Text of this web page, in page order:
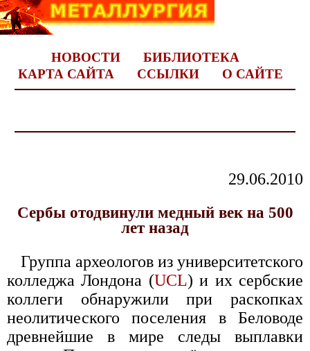
НОВОСТИ
БИБЛИОТЕКА
КАРТА САЙТА
ССЫЛКИ О САЙТЕ
29.06.2010
Сербы отодвинули медный век на 500
лет назад
Группа археологов из университетского
колледжа Лондона (UCL) и их сербские
коллеги обнаружили при раскопках
неолитического поселения в Беловоде
древнейшие в мире следы выплавки